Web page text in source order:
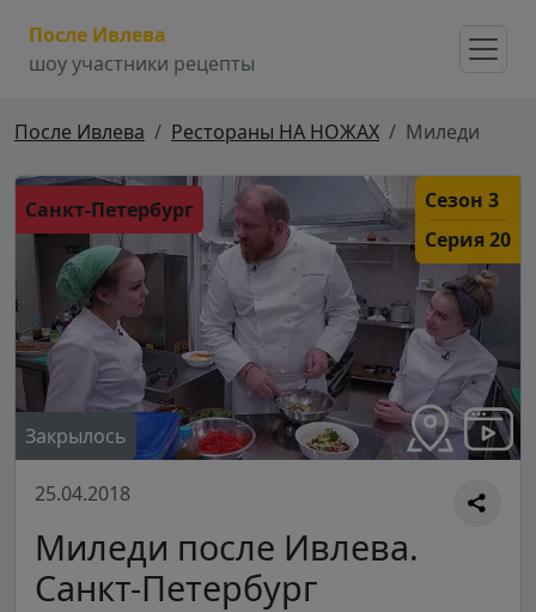
После Ивлева
шоу участники рецепты
После Ивлева Рестораны НА НОЖАХ Миледи
Санкт-Петербург
Сезон 3
Серия 20
Закрылось
25.04.2018
Миледи после Ивлева.
Санкт-Петербург